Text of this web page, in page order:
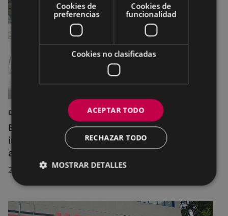
DEPORTES
Eibar adapta los horarios de sus
instalaciones deportivas durante el mes de
agosto para realizar mejoras
29/07/2026
Cookies de
preferencias
Cookies de
funcionalidad
Cookies no clasificadas
ACEPTAR TODO
RECHAZAR TODO
MOSTRAR DETALLES